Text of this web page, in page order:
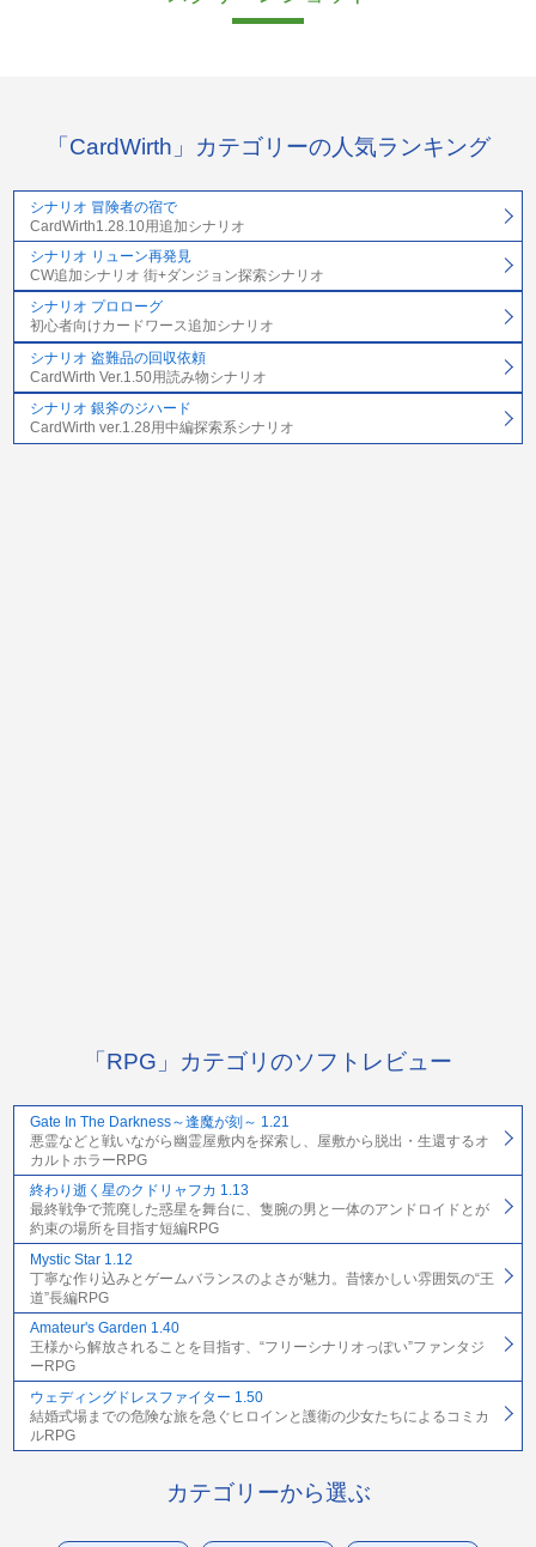
「CardWirth」カテゴリーの人気ランキング
シナリオ 冒険者の宿で
CardWirth1.28.10用追加シナリオ
シナリオ リューン再発見
CW追加シナリオ 街+ダンジョン探索シナリオ
シナリオ プロローグ
初心者向けカードワース追加シナリオ
シナリオ 盗難品の回収依頼
CardWirth Ver.1.50用読み物シナリオ
シナリオ 銀斧のジハード
CardWirth ver.1.28用中編探索系シナリオ
「RPG」カテゴリのソフトレビュー
Gate In The Darkness～逢魔が刻～ 1.21
悪霊などと戦いながら幽霊屋敷内を探索し、屋敷から脱出・生還するオ
カルトホラーRPG
終わり逝く星のクドリャフカ 1.13
最終戦争で荒廃した惑星を舞台に、隻腕の男と一体のアンドロイドとが
約束の場所を目指す短編RPG
Mystic Star 1.12
丁寧な作り込みとゲームバランスのよさが魅力。昔懐かしい雰囲気の“王
道”長編RPG
Amateur's Garden 1.40
王様から解放されることを目指す、“フリーシナリオっぽい”ファンタジ
ーRPG
ウェディングドレスファイター 1.50
結婚式場までの危険な旅を急ぐヒロインと護衛の少女たちによるコミカ
ルRPG
カテゴリーから選ぶ